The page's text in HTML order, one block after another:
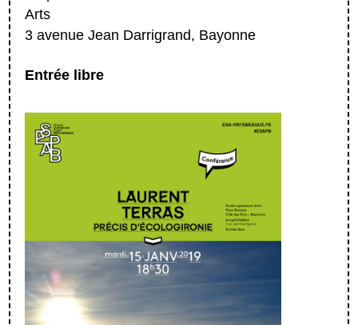
Arts
3 avenue Jean Darrigrand, Bayonne
Entrée libre